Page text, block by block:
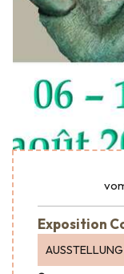
Exposition
AUSSTELLUNG